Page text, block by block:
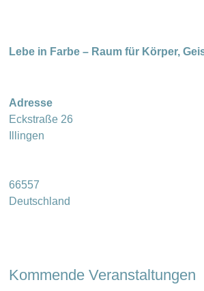
Lebe in Farbe – Raum für Körper,
Adresse
Eckstraße 26
Illingen
66557
Deutschland
Kommende Veranstaltungen